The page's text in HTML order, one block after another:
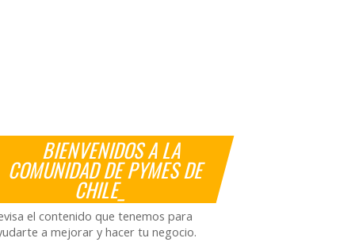
BIENVENIDOS A LA
COMUNIDAD DE PYMES DE
CHILE_
el contenido que tenemos para
a mejorar y hacer tu negocio.